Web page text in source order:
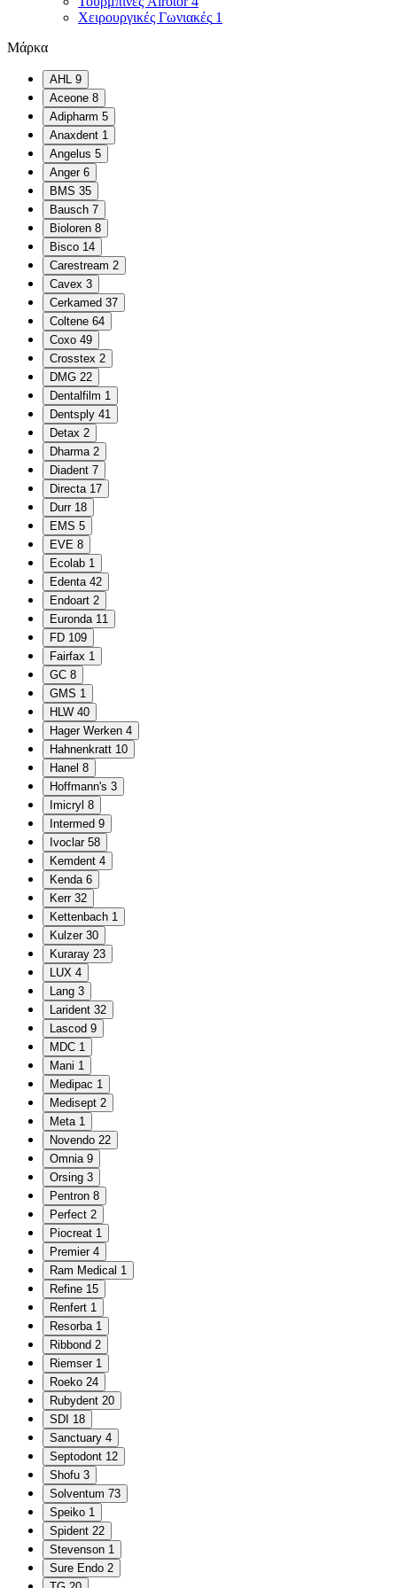
Χειρουργικές Γωνιακές 1
Μάρκα
AHL 9
Aceone 8
Adipharm 5
Anaxdent 1
Angelus 5
Anger 6
BMS 35
Bausch 7
Bioloren 8
Bisco 14
Carestream 2
Cavex 3
Cerkamed 37
Coltene 64
Coxo 49
Crosstex 2
DMG 22
Dentalfilm 1
Dentsply 41
Detax 2
Dharma 2
Diadent 7
Directa 17
Durr 18
EMS 5
EVE 8
Ecolab 1
Edenta 42
Endoart 2
Euronda 11
FD 109
Fairfax 1
GC 8
GMS 1
HLW 40
Hager Werken 4
Hahnenkratt 10
Hanel 8
Hoffmann's 3
Imicryl 8
Intermed 9
Ivoclar 58
Kemdent 4
Kenda 6
Kerr 32
Kettenbach 1
Kulzer 30
Kuraray 23
LUX 4
Lang 3
Larident 32
Lascod 9
MDC 1
Mani 1
Medipac 1
Medisept 2
Meta 1
Novendo 22
Omnia 9
Orsing 3
Pentron 8
Perfect 2
Piocreat 1
Premier 4
Ram Medical 1
Refine 15
Renfert 1
Resorba 1
Ribbond 2
Riemser 1
Roeko 24
Rubydent 20
SDI 18
Sanctuary 4
Septodont 12
Shofu 3
Solventum 73
Speiko 1
Spident 22
Stevenson 1
Sure Endo 2